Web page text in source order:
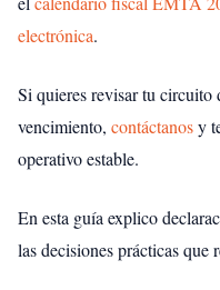
electrónica.
Si quieres revisar tu
vencimiento, contáctanosy
operativo estable.
En esta guía explico
las decisiones prácticas que